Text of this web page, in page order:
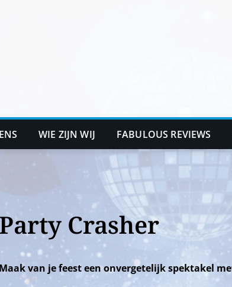
WIE ZIJN WIJ FABULOUS REVIEWS
Party Crasher
van je feest een onvergetelijk spektakel